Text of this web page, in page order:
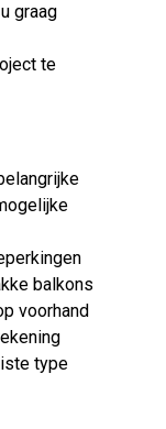
graag
te
balkons
voorhand
type